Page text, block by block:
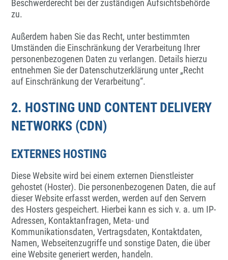
Beschwerderecht bei der zuständigen Aufsichtsbehörde
zu.
Außerdem haben Sie das Recht, unter bestimmten
Umständen die Einschränkung der Verarbeitung Ihrer
personenbezogenen Daten zu verlangen. Details hierzu
entnehmen Sie der Datenschutzerklärung unter „Recht
auf Einschränkung der Verarbeitung“.
2. HOSTING UND CONTENT DELIVERY
NETWORKS (CDN)
EXTERNES HOSTING
Diese Website wird bei einem externen Dienstleister
gehostet (Hoster). Die personenbezogenen Daten, die auf
dieser Website erfasst werden, werden auf den Servern
des Hosters gespeichert. Hierbei kann es sich v. a. um IP-
Adressen, Kontaktanfragen, Meta- und
Kommunikationsdaten, Vertragsdaten, Kontaktdaten,
Namen, Webseitenzugriffe und sonstige Daten, die über
eine Website generiert werden, handeln.